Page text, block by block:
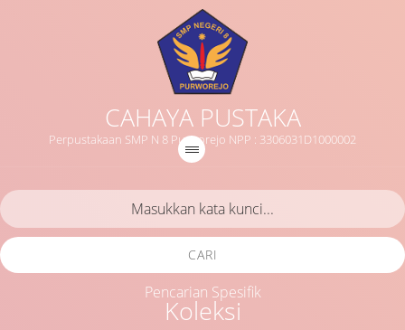
CAHAYA PUSTAKA
Perpustakaan SMP N 8 Purworejo NPP : 3306031D1000002
Koleksi
CARI
Pencarian Spesifik